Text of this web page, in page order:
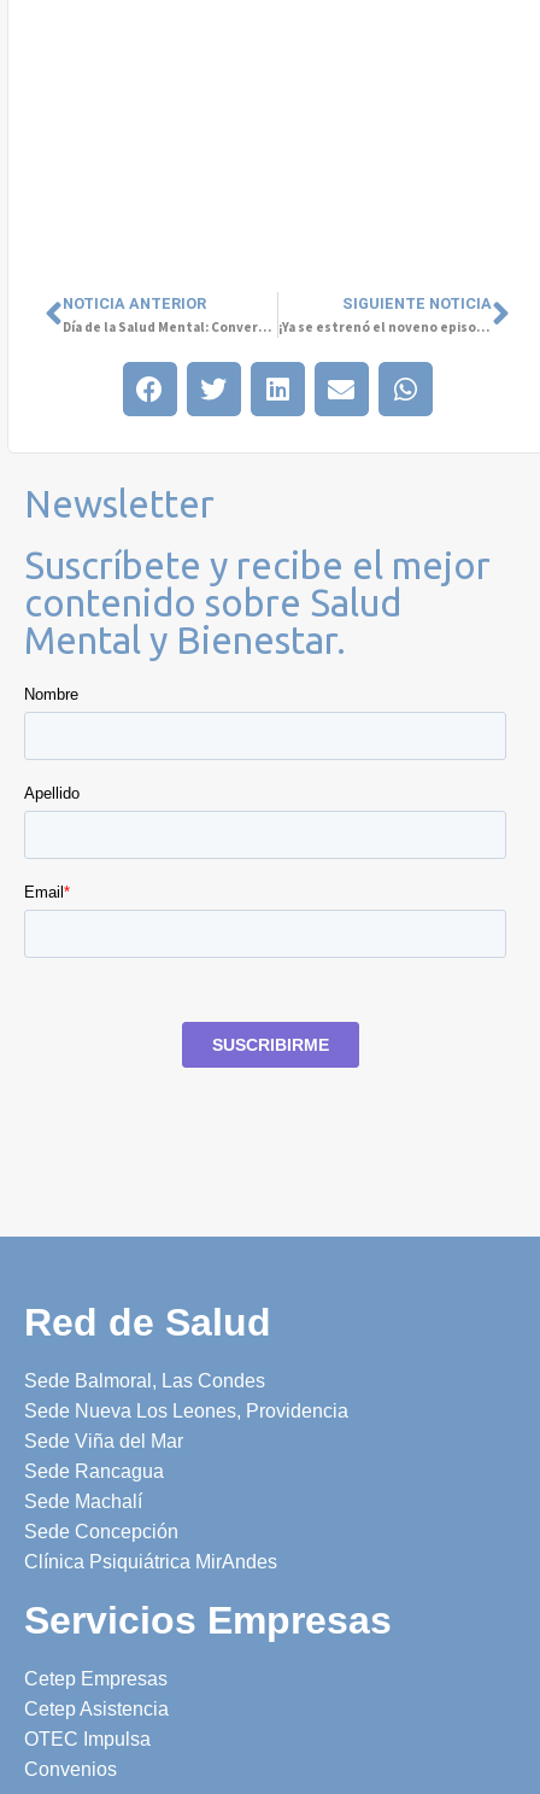
NOTICIA ANTERIOR
Día de la Salud Mental: Conversar puede salvar vidas
SIGUIENTE NOTICIA
¡Ya se estrenó el noveno episodio del podcast “Conversemos de Salud Mental”!
Newsletter
Suscríbete y recibe el mejor
contenido sobre Salud
Mental y Bienestar.
Red de Salud
Sede Balmoral, Las Condes
Sede Nueva Los Leones, Providencia
Sede Viña del Mar
Sede Rancagua
Sede Machalí
Sede Concepción
Clínica Psiquiátrica MirAndes
Servicios Empresas
Cetep Empresas
Cetep Asistencia
OTEC Impulsa
Convenios